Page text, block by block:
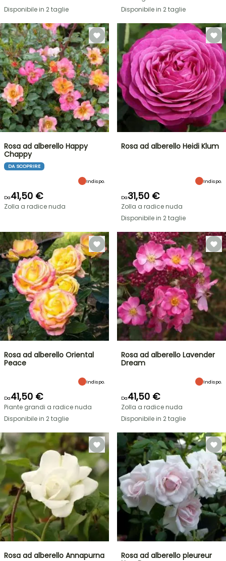
Disponibile in 2 taglie
Disponibile in 2 taglie
Rosa ad alberello Happy
Chappy
DA SCOPRIRE
Indispo.
Da41,50 €
Zolla a radice nuda
Rosa ad alberello Heidi Klum
Indispo.
Da31,50 €
Zolla a radice nuda
Disponibile in 2 taglie
Rosa ad alberello Oriental
Peace
Indispo.
Da41,50 €
Piante grandi a radice nuda
Disponibile in 2 taglie
Rosa ad alberello Lavender
Dream
Indispo.
Da41,50 €
Zolla a radice nuda
Disponibile in 2 taglie
Rosa ad alberello Annapurna
Rosa ad alberello pleureur